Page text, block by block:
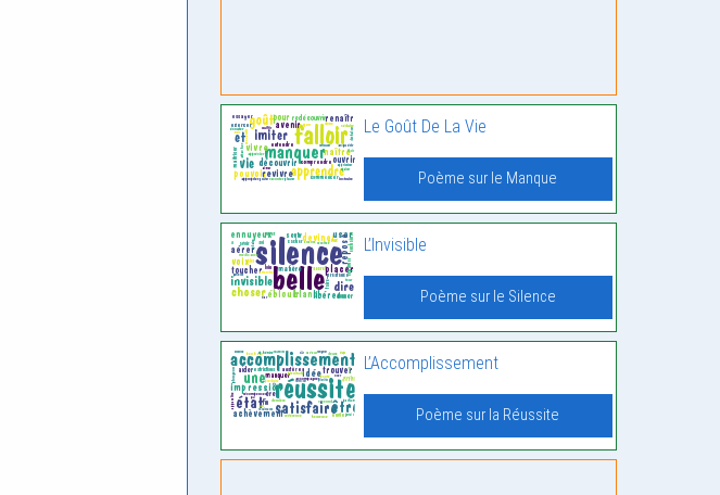
Le Goût De La Vie
Poème sur le Manque
L’Invisible
Poème sur le Silence
L’Accomplissement
Poème sur la Réussite